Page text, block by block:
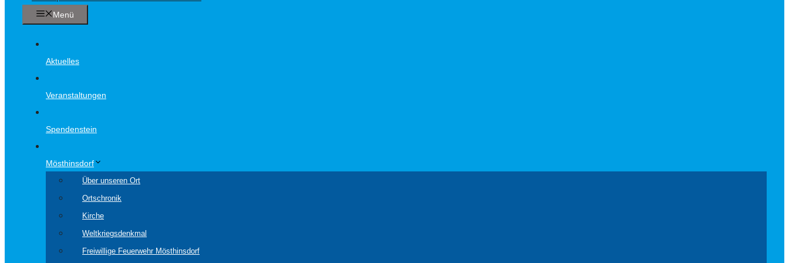
Menü
Aktuelles
Veranstaltungen
Spendenstein
Mösthinsdorf
Über unseren Ort
Ortschronik
Kirche
Weltkriegsdenkmal
Freiwillige Feuerwehr Mösthinsdorf